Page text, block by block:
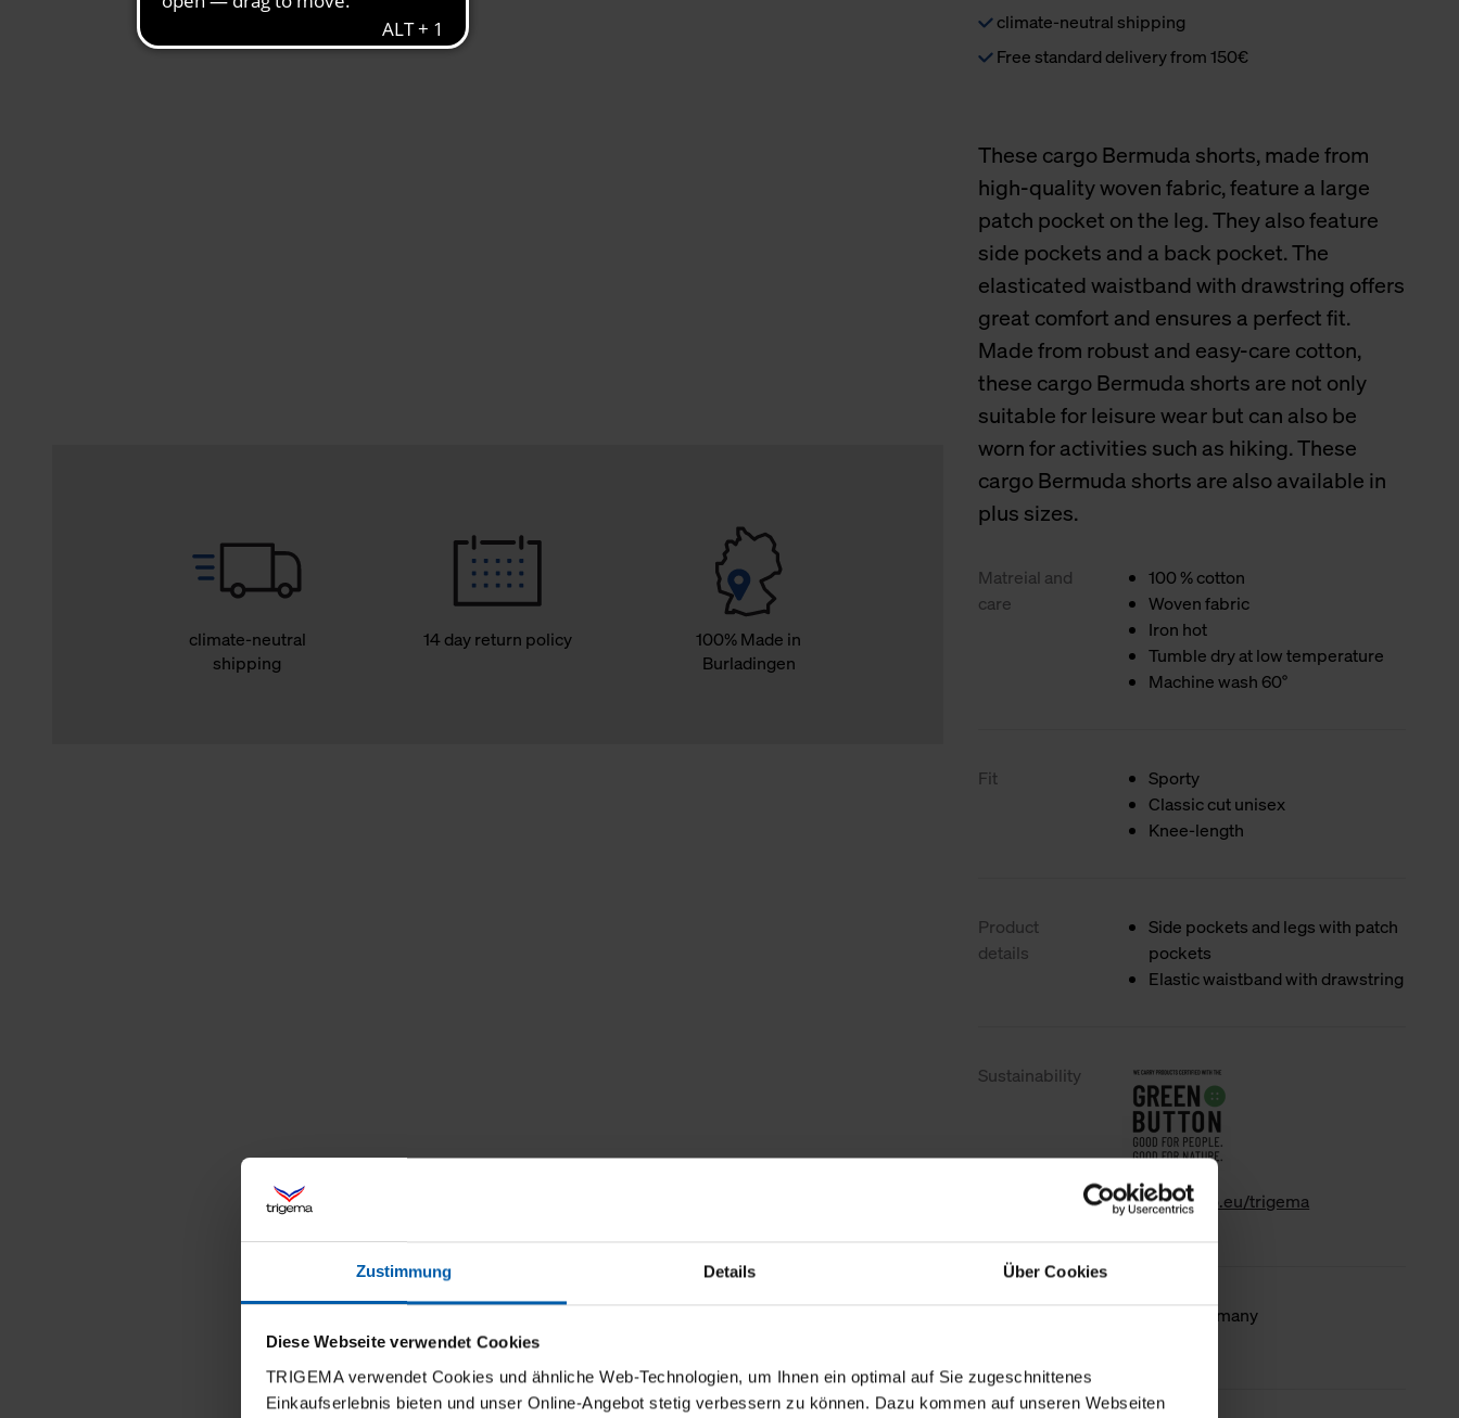
Zustimmung Details Über Cookies
Diese Webseite verwendet Cookies
TRIGEMA verwendet Cookies und ähnliche Web-Technologien, um Ihnen ein optimal auf Sie zugeschnittenes
Einkaufserlebnis bieten und unser Online-Angebot stetig verbessern zu können. Dazu kommen auf unseren Webseiten
climate-neutral
shipping
14 day return policy
100% Made in
Burladingen
climate-neutral shipping
Free standard delivery from 150€
These cargo Bermuda shorts, made from
high-quality woven fabric, feature a large
patch pocket on the leg. They also feature
side pockets and a back pocket. The
elasticated waistband with drawstring offers
great comfort and ensures a perfect fit.
Made from robust and easy-care cotton,
these cargo Bermuda shorts are not only
suitable for leisure wear but can also be
worn for activities such as hiking. These
cargo Bermuda shorts are also available in
plus sizes.
Matreial and
care
100 % cotton
Woven fabric
Iron hot
Tumble dry at low temperature
Machine wash 60°
Fit
Sporty
Classic cut unisex
Knee-length
Product
details
Side pockets and legs with patch
pockets
Elastic waistband with drawstring
Sustainability
www.gk-info.eu/trigema
Made in Germany